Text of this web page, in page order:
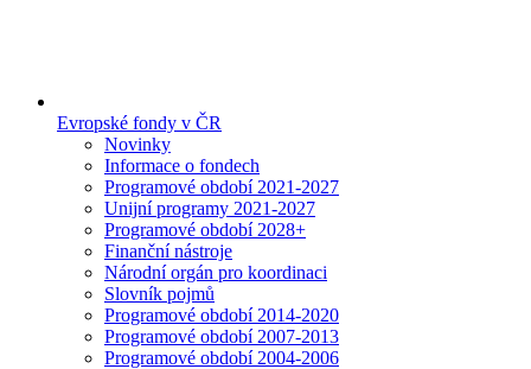
Evropské fondy v ČR
Novinky
Informace o fondech
Programové období 2021-2027
Unijní programy 2021-2027
Programové období 2028+
Finanční nástroje
Národní orgán pro koordinaci
Slovník pojmů
Programové období 2014-2020
Programové období 2007-2013
Programové období 2004-2006